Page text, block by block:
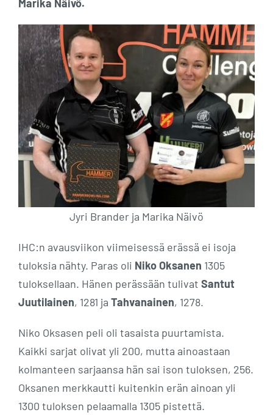
Marika Näivö.
Jyri Brander ja Marika Näivö
IHC:n avausviikon viimeisessä erässä ei isoja
tuloksia nähty. Paras oli Niko Oksanen 1305
tuloksellaan. Hänen perässään tulivat Santut
Juutilainen, 1281 ja Tahvanainen, 1278.
Niko Oksasen peli oli tasaista puurtamista.
Kaikki sarjat olivat yli 200, mutta ainoastaan
kolmanteen sarjaansa hän sai ison tuloksen, 256.
Oksanen merkkautti kuitenkin erän ainoan yli
1300 tuloksen pelaamalla 1305 pistettä.